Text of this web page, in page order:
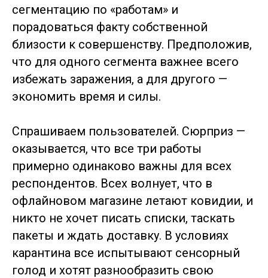
сегментацию по «работам» и
порадоваться факту собственной
близости к совершенству. Предположив,
что для одного сегмента важнее всего
избежать заражения, а для другого —
экономить время и силы.
Спрашиваем пользователей. Сюрприз —
оказывается, что все три работы
примерно одинаково важны для всех
респондентов. Всех волнует, что в
офлайновом магазине летают ковидии, и
никто не хочет писать списки, таскать
пакеты и ждать доставку. В условиях
карантина все испытывают сенсорный
голод и хотят разнообразить свою
© 2021-2026 qual.education
Анализ качественных данных
КОНТЕНТ
Вебинары и митапы
Статьи
Блог
Книга
Отзывы
Политика
конфиденциальности
ИНФОРМАЦИЯ